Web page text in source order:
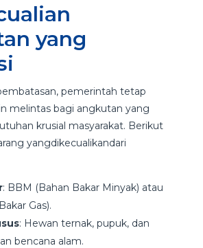
yang
pemerintah tetap
melintas bagi angkutan yang
krusial masyarakat. Berikut
yangdikecualikandari
: BBM (Bahan Bakar Minyak) atau
Gas).
: Hewan ternak, pupuk, dan
bencana alam.